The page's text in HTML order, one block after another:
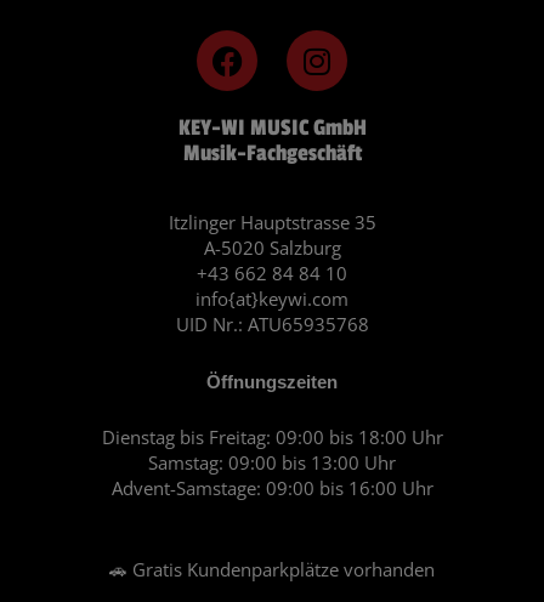
KEY-WI MUSIC GmbH
Musik-Fachgeschäft
Itzlinger Hauptstrasse 35
A-5020 Salzburg
+43 662 84 84 10
info{at}keywi.com
UID Nr.: ATU65935768
Öffnungszeiten
Dienstag bis Freitag: 09:00 bis 18:00 Uhr
Samstag: 09:00 bis 13:00 Uhr
Advent-Samstage: 09:00 bis 16:00 Uhr
🚗 Gratis Kundenparkplätze vorhanden
F
a
c
e
b
o
k
I
n
s
t
a
r
a
m